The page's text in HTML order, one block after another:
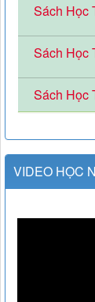
Sách Học
Sách Học
Sách Học
VIDEO HỌC